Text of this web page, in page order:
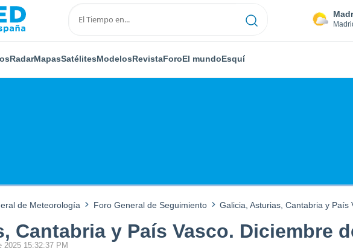
RadarMapasSatélitesModelosRevistaForoEl mundoEsquí
de Meteorología Foro General de Seguimiento Galicia, Asturias, Cantabria y
Cantabria y País Vasco. Diciembre
2025 15:32:37 PM